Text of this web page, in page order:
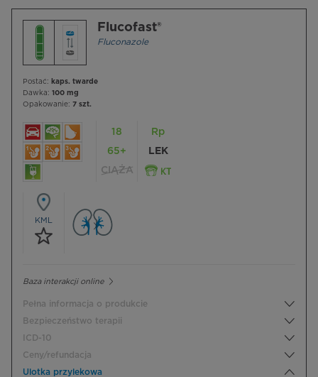
Flucofast®
Fluconazole
Postać: kaps. twarde
Dawka: 100 mg
Opakowanie: 7 szt.
18
65+
CIĄŻA
Rp
LEK
KML
Baza interakcji online
Pełna informacja o produkcie
Bezpieczeństwo terapii
ICD-10
Ceny/refundacja
Ulotka przylekowa